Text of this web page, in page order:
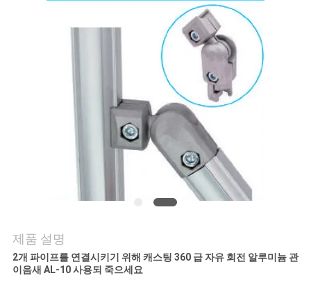
용
을
제품 설명
2개 파이프를 연결시키기 위해 캐스팅 360 급자유 회전 알루미늄 관
이음새 AL-10 사용되 죽으세요